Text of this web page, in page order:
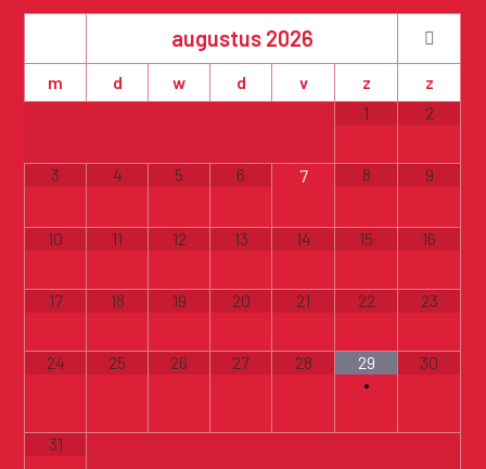
augustus 2026
m d w d v z
z
1
2
3 4 5 6 7 8 9
10 11 12 13 14 15 16
17 18 19 20 21 22 23
24 25 26 27 28
29
•
30
31